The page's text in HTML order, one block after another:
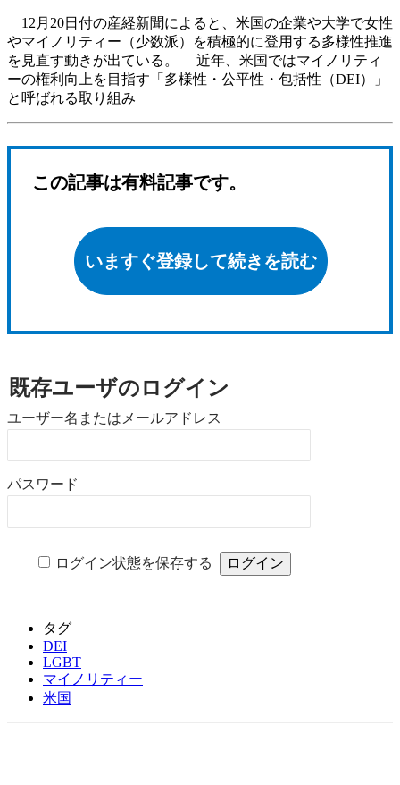
12月20日付の産経新聞によると、米国の企業や大学で女性
やマイノリティー（少数派）を積極的に登用する多様性推進
を見直す動きが出ている。 近年、米国ではマイノリティ
ーの権利向上を目指す「多様性・公平性・包括性（DEI）」
と呼ばれる取り組み
この記事は有料記事です。
いますぐ登録して続きを読む
既存ユーザのログイン
ユーザー名またはメールアドレス
パスワード
ログイン状態を保存する
タグ
DEI
LGBT
マイノリティー
米国